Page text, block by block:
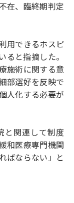
在、臨終期判定
用できるホスピ
ると指摘した。
施術に関する意
部選好を反映で
人化する必要が
と関連して制度
和医療専門機関
ばならない」と